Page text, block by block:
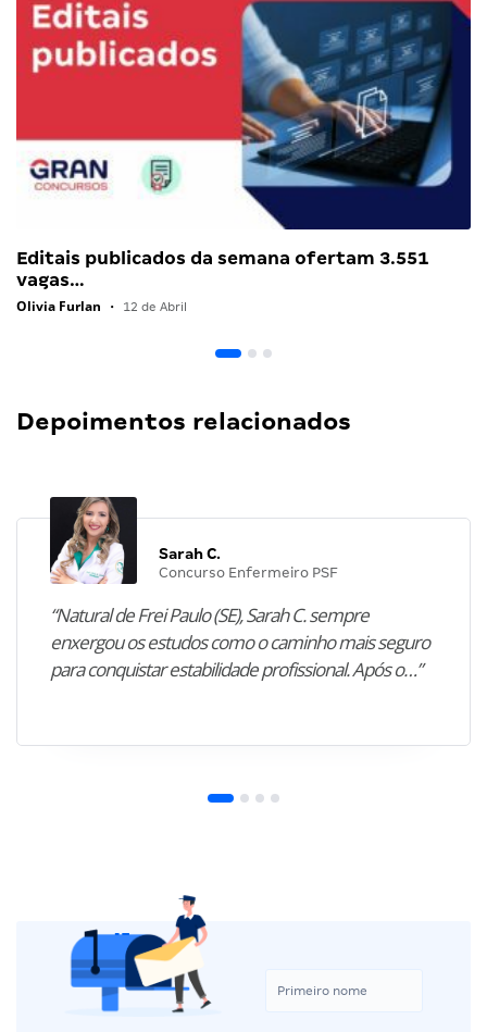
Editais publicados da semana ofertam 3.551
vagas…
Olivia Furlan • 12 de Abril
Depoimentos relacionados
Sarah C.
Concurso Enfermeiro PSF
“Natural de Frei Paulo (SE), Sarah C. sempre
enxergou os estudos como o caminho mais seguro
para conquistar estabilidade profissional. Após o…”